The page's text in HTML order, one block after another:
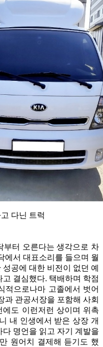
다닌 트럭
부터 오른다는 생각으로 차
에서 대표소리를 들으며 월
공에 대한 비전이 없던 예
결심했다. 택배하며 학점
적으로나마 고졸에서 벗어
과 관공서장을 포함해 사회
도 이런저런 상이며 위촉
내 인생에서 받은 상장 개
명언을 읽고 자기 계발을
원어치 결제해 듣기도 했